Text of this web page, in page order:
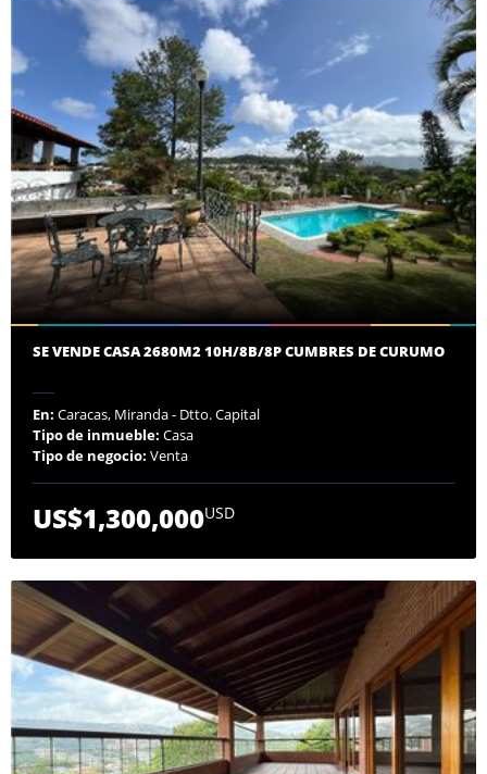
SE VENDE CASA 2680M2 10H/8B/8P CUMBRES DE CURUMO
En: Caracas, Miranda - Dtto. Capital
Tipo de inmueble: Casa
Tipo de negocio: Venta
US$1,300,000USD